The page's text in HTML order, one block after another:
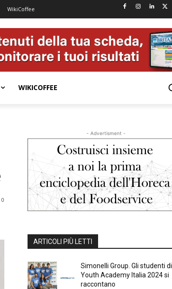
WikiCoffee
WIKICOFFEE
0
- Advertisment -
ARTICOLI PIÙ LETTI
Simonelli Group. Gli studenti di
Youth Academy Italia 2024 si
raccontano